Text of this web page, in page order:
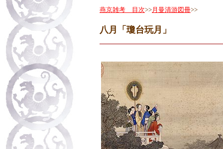
燕京雑考 目次>>月曼清游図冊>>
八月「瓊台玩月」